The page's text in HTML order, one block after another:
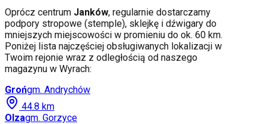
Oprócz centrum Janków, regularnie dostarczamy
podpory stropowe (stemple), sklejkę i dźwigary do
mniejszych miejscowości w promieniu do ok. 60 km.
Poniżej lista najczęściej obsługiwanych lokalizacji w
Twoim rejonie wraz z odległością od naszego
magazynu w Wyrach:
Grońgm. Andrychów
44.8 km
Olzagm. Gorzyce